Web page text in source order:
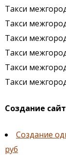
Такси
Такси
Такси
Такси
Такси
Такси
Создание
Создание
руб